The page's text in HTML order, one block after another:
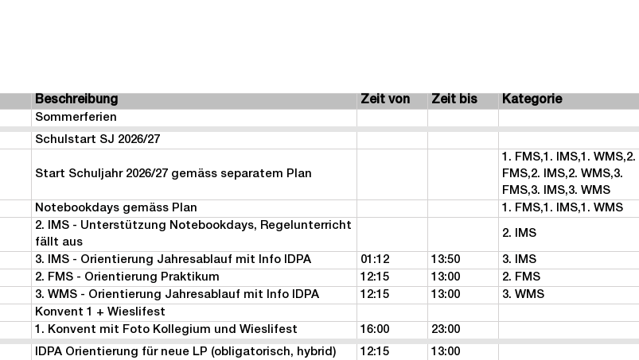
Beschreibung Zeit von Zeit bis Kategorie
Sommerferien
Schulstart SJ 2026/27
Start Schuljahr 2026/27 gemäss separatem Plan
1. FMS,1. IMS,1. WMS,2.
FMS,2. IMS,2. WMS,3.
FMS,3. IMS,3. WMS
Notebookdays gemäss Plan 1. FMS,1. IMS,1. WMS
2. IMS - Unterstützung Notebookdays, Regelunterricht
fällt aus
2. IMS
3. IMS - Orientierung Jahresablauf mit Info IDPA 01:12 13:50
3. IMS
2. FMS - Orientierung Praktikum 12:15 13:00
2. FMS
3. WMS - Orientierung Jahresablauf mit Info IDPA 12:15 13:00
3. WMS
Konvent 1 + Wieslifest
1. Konvent mit Foto Kollegium und Wieslifest 16:00
23:00
IDPA Orientierung für neue LP (obligatorisch, hybrid) 12:15 13:00